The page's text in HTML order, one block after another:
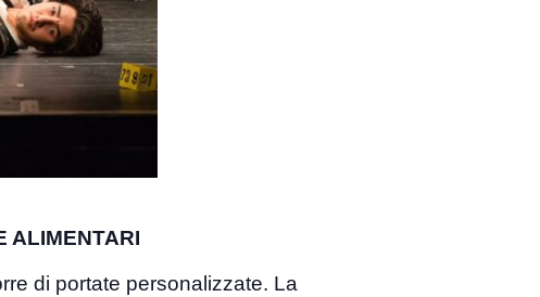
ALIMENTARI
di portate personalizzate. La